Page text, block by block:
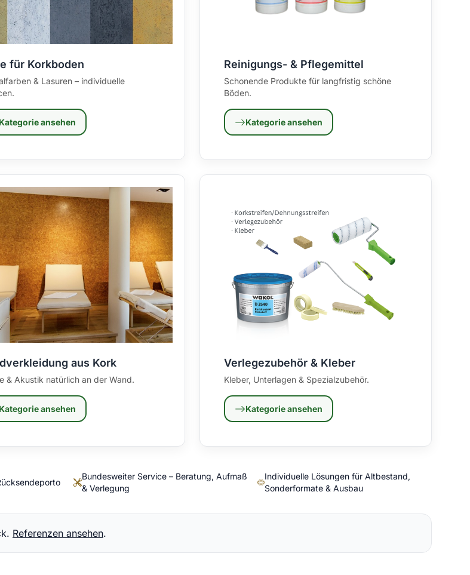
für Korkboden
& Lasuren – individuelle
Kategorie ansehen
Reinigungs- & Pflegemittel
Schonende Produkte für langfristig schöne
Böden.
Kategorie ansehen
aus Kork
& Akustik natürlich an der Wand.
Kategorie ansehen
Verlegezubehör & Kleber
Kleber, Unterlagen & Spezialzubehör.
Kategorie ansehen
Bundesweiter Service – Beratung, Aufmaß
& Verlegung
Individuelle Lösungen für Altbestand,
Sonderformate & Ausbau
Referenzen ansehen.